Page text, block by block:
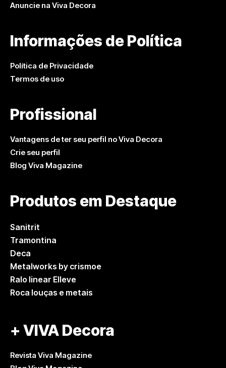
Anuncie na Viva Decora
Informações de Política
Política de Privacidade
Termos de uso
Profissional
Vantagens de ter seu perfil no Viva Decora
Crie seu perfil
Blog Viva Magazine
Produtos em Destaque
Sanitrit
Tramontina
Deca
Metalworks by crismoe
Ralo linear Elleve
Roca louças e metais
+ VIVA Decora
Revista Viva Magazine